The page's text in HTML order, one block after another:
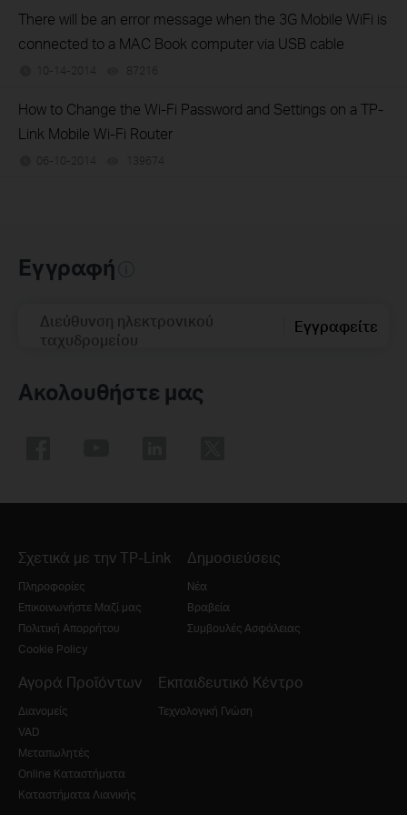
There will be an error message when the 3G Mobile WiFi is
connected to a MAC Book computer via USB cable
10-14-2014 87216
How to Change the Wi-Fi Password and Settings on a TP-
Link Mobile Wi-Fi Router
06-10-2014 139674
Εγγραφή
Διεύθυνση ηλεκτρονικού
ταχυδρομείου
Εγγραφείτε
Ακολουθήστε μας
Σχετικά με την TP-Link
Πληροφορίες
Επικοινωνήστε Μαζί μας
Πολιτική Απορρήτου
Cookie Policy
Δημοσιεύσεις
Νέα
Βραβεία
Συμβουλές Ασφάλειας
Αγορά Προϊόντων
Διανομείς
VAD
Μεταπωλητές
Online Καταστήματα
Καταστήματα Λιανικής
Εκπαιδευτικό Κέντρο
Τεχνολογική Γνώση